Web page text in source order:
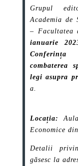
Grupul
Academia de
– Facultatea
ianuarie
Conferința
combaterea
legi asupra
a.
Locația:
Economice
Detalii
găsesc la